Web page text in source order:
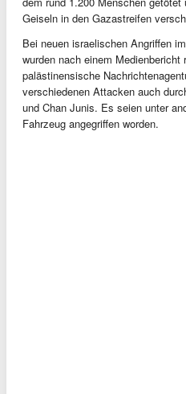
Geiseln in den Gazastreifen
Bei neuen israelischen Angriffen
wurden nach einem
palästinensische
verschiedenen Attacken auch
und Chan Junis. Es seien unter
Fahrzeug angegriffen worden.